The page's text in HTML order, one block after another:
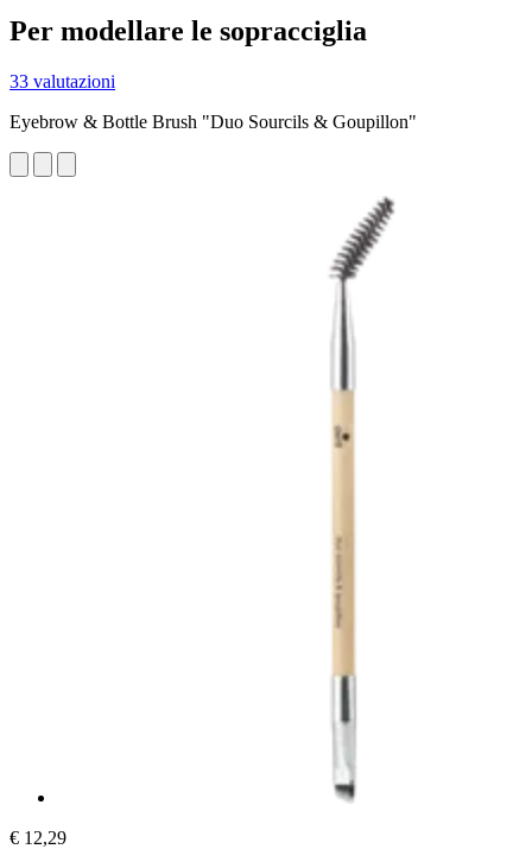
Per modellare le sopracciglia
33 valutazioni
Eyebrow & Bottle Brush "Duo Sourcils & Goupillon"
€ 12,29